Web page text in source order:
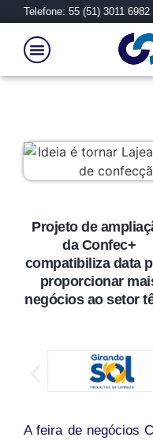
Telefone: 55 (51) 3011 6982
Projeto de
da Confec+
compatibiliza data
proporcionar
negócios ao setor
A feira de negócios